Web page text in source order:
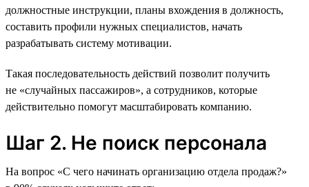
должностные инструкции, планы вхождения в должность,
составить профили нужных специалистов, начать
разрабатывать систему мотивации.
Такая последовательность действий позволит получить
не «случайных пассажиров», а сотрудников, которые
действительно помогут масштабировать компанию.
Шаг 2. Не поиск персонала
На вопрос «С чего начинать организацию отдела продаж?»